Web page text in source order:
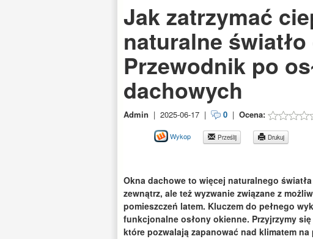
Jak zatrzymać
naturalne
Przewodnik po
dachowych
Admin | 2025-06-17 | 0 | Ocena:
Wykop Prześlij Drukuj
Okna dachowe to więcej naturalnego
zewnątrz, ale też wyzwanie związane z
pomieszczeń latem. Kluczem do pełnego
funkcjonalne osłony okienne. Przyjrzymy
które pozwalają zapanować nad klimatem na